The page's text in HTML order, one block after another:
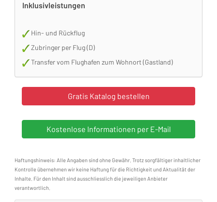
Inklusivleistungen
Hin- und Rückflug
Zubringer per Flug (D)
Transfer vom Flughafen zum Wohnort (Gastland)
Haftungshinweis: Alle Angaben sind ohne Gewähr. Trotz sorgfältiger inhaltlicher
Kontrolle übernehmen wir keine Haftung für die Richtigkeit und Aktualität der
Inhalte. Für den Inhalt sind ausschliesslich die jeweiligen Anbieter
verantwortlich.